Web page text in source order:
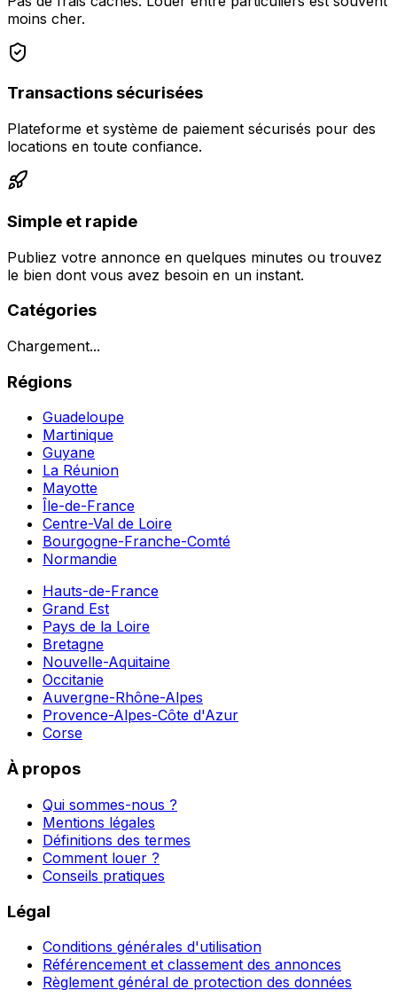
moins cher.
Transactions sécurisées
Plateforme et système de paiement sécurisés pour des
locations en toute confiance.
Simple et rapide
Publiez votre annonce en quelques minutes ou trouvez
le bien dont vous avez besoin en un instant.
Catégories
Chargement...
Régions
Guadeloupe
Martinique
Guyane
La Réunion
Mayotte
Île-de-France
Centre-Val de Loire
Bourgogne-Franche-Comté
Normandie
Hauts-de-France
Grand Est
Pays de la Loire
Bretagne
Nouvelle-Aquitaine
Occitanie
Auvergne-Rhône-Alpes
Provence-Alpes-Côte d'Azur
Corse
À propos
Qui sommes-nous ?
Mentions légales
Définitions des termes
Comment louer ?
Conseils pratiques
Légal
Conditions générales d'utilisation
Référencement et classement des annonces
Règlement général de protection des données